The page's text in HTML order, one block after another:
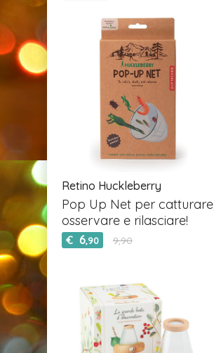
Retino Huckleberry
Pop Up Net per catturare,
osservare e rilasciare!
€ 6,90 9,90